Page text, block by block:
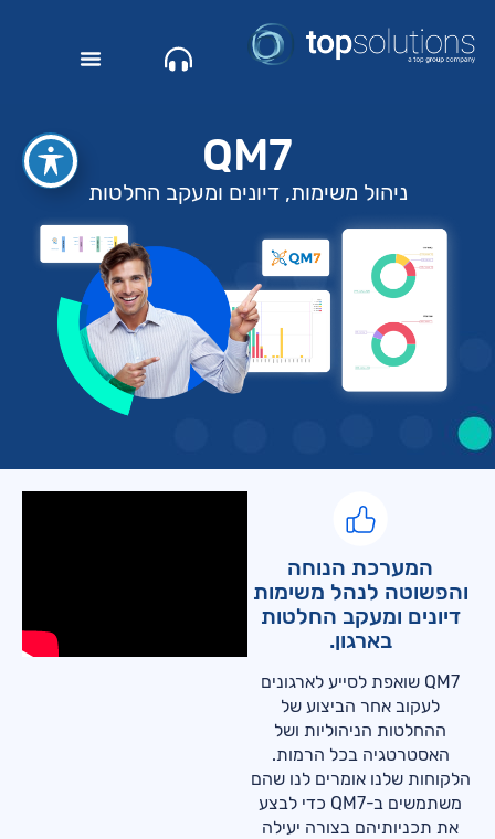
QM7
ניהול משימות, דיונים ומעקב החלטות
המערכת הנוחה
והפשוטה לנהל משימות
דיונים ומעקב החלטות
בארגון.
QM7 שואפת לסייע לארגונים
לעקוב אחר הביצוע של
ההחלטות הניהוליות ושל
האסטרטגיה בכל הרמות.
הלקוחות שלנו אומרים לנו שהם
משתמשים ב-QM7 כדי לבצע
את תכניותיהם בצורה יעילה